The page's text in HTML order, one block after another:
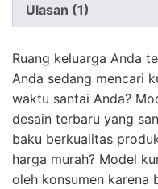
Ulasan (1)
Ruang keluarga Anda
Anda sedang mencari
waktu santai Anda?
desain terbaru yang
baku berkualitas
harga murah? Model
oleh konsumen karena